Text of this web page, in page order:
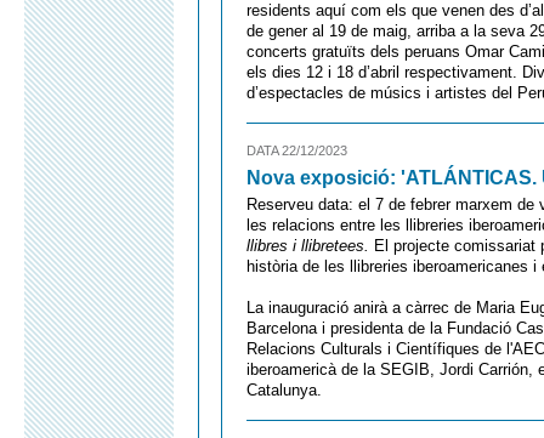
residents aquí com els que venen des
de gener al 19 de maig, arriba a la seva
concerts gratuïts dels peruans Omar
els dies 12 i 18 d’abril respectivament.
d’espectacles de músics i artistes del
DATA 22/12/2023
Nova exposició:
Reserveu data: el 7 de febrer marxem
les relacions entre les llibreries
llibres i llibretees. El projecte comissariat
història de les llibreries iberoamericanes
La inauguració anirà a càrrec de Maria
Barcelona i presidenta de la Fundació
Relacions Culturals i Científiques de
iberoamericà de la SEGIB, Jordi Carrión,
Catalunya.